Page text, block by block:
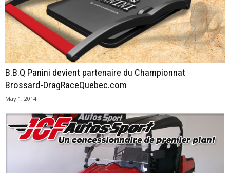
B.B.Q Panini devient partenaire du Championnat
Brossard-DragRaceQuebec.com
May 1, 2014